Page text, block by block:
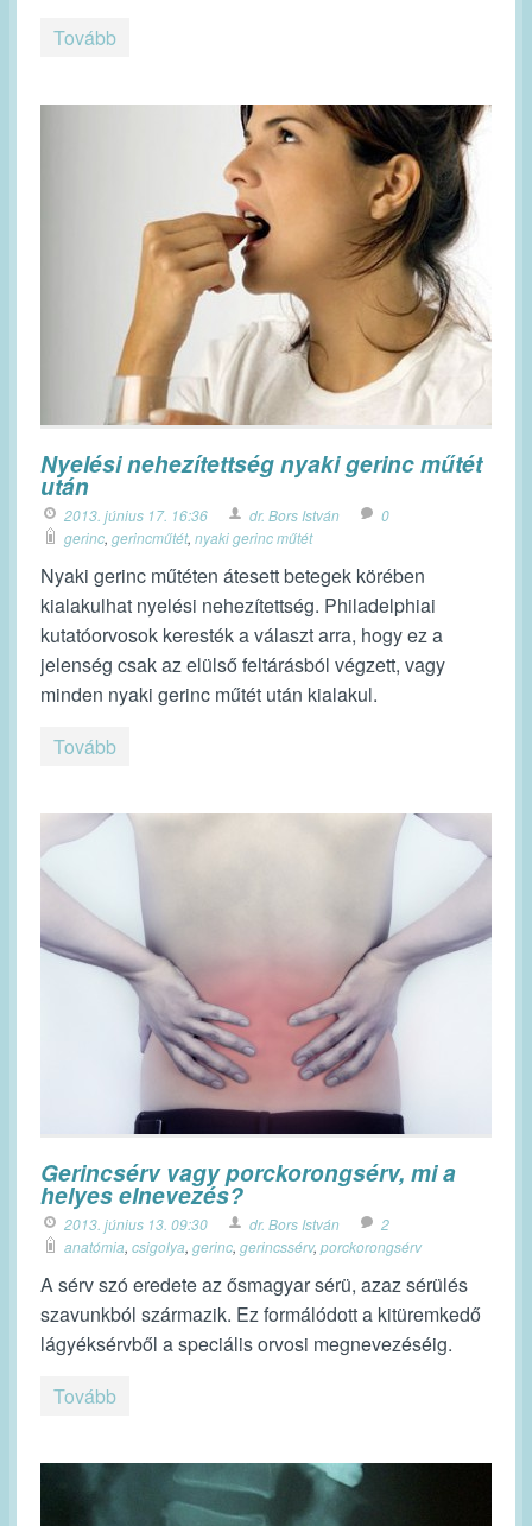
Tovább
Nyelési nehezítettség nyaki gerinc műtét
után
2013. június 17. 16:36 dr. Bors István
0
gerinc, gerincműtét, nyaki gerinc műtét
Nyaki gerinc műtéten átesett betegek körében
kialakulhat nyelési nehezítettség. Philadelphiai
kutatóorvosok keresték a választ arra, hogy ez a
jelenség csak az elülső feltárásból végzett, vagy
minden nyaki gerinc műtét után kialakul.
Tovább
Gerincsérv vagy porckorongsérv, mi a
helyes elnevezés?
2013. június 13. 09:30 dr. Bors István
2
anatómia, csigolya, gerinc, gerincssérv, porckorongsérv
A sérv szó eredete az ősmagyar sérü, azaz sérülés
szavunkból származik. Ez formálódott a kitüremkedő
lágyéksérvből a speciális orvosi megnevezéséig.
Tovább